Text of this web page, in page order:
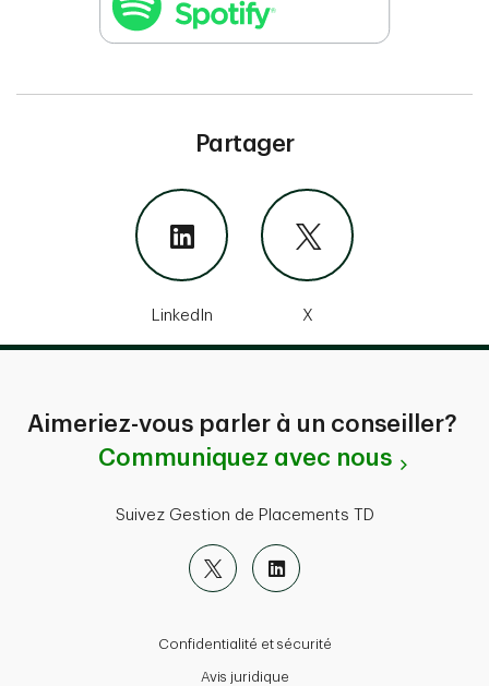
Partager
LinkedIn X
Aimeriez-vous parler à un conseiller?
Communiquez avec nous
Suivez Gestion de Placements TD
Confidentialité et sécurité
Avis juridique